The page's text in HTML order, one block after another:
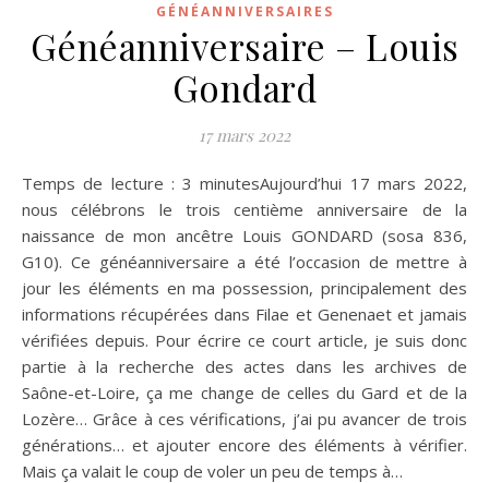
GÉNÉANNIVERSAIRES
Généanniversaire – Louis
Gondard
17 mars 2022
Temps de lecture : 3 minutesAujourd’hui 17 mars 2022,
nous célébrons le trois centième anniversaire de la
naissance de mon ancêtre Louis GONDARD (sosa 836,
G10). Ce généanniversaire a été l’occasion de mettre à
jour les éléments en ma possession, principalement des
informations récupérées dans Filae et Genenaet et jamais
vérifiées depuis. Pour écrire ce court article, je suis donc
partie à la recherche des actes dans les archives de
Saône-et-Loire, ça me change de celles du Gard et de la
Lozère… Grâce à ces vérifications, j’ai pu avancer de trois
générations… et ajouter encore des éléments à vérifier.
Mais ça valait le coup de voler un peu de temps à…